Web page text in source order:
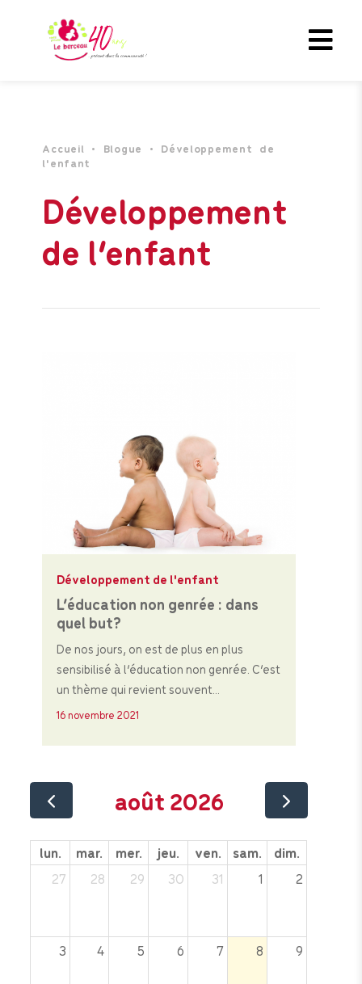
Accueil • Blogue • Développement de
l'enfant
Développement
de l’enfant
Développement de l'enfant
L’éducation non genrée : dans
quel but?
De nos jours, on est de plus en plus
sensibilisé à l’éducation non genrée. C’est
un thème qui revient souvent...
16 novembre 2021
août 2026
lun. mar. mer. jeu. ven. sam.
dim.
27
28 29 30 31 1 2
3 4 5 6 7 8 9